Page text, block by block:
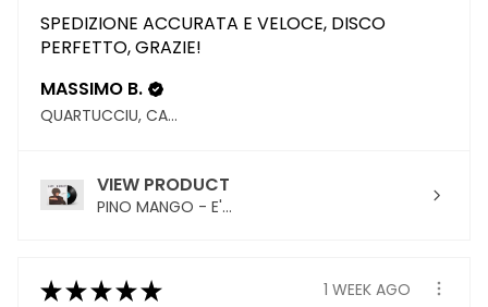
SPEDIZIONE ACCURATA E VELOCE, DISCO
PERFETTO, GRAZIE!
MASSIMO B.
QUARTUCCIU, CAGLIARI
VIEW PRODUCT
PINO MANGO - E'...
★★★★★ 1 WEEK AGO